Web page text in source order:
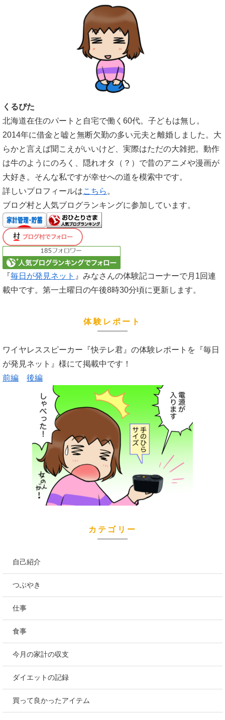
くるぴた
北海道在住のパートと自宅で働く60代。子どもは無し。
2014年に借金と嘘と無断欠勤の多い元夫と離婚しました。大
らかと言えば聞こえがいいけど、実際はただの大雑把。動作
は牛のようにのろく、隠れオタ（？）で昔のアニメや漫画が
大好き。そんな私ですが幸せへの道を模索中です。
詳しいプロフィールはこちら 。
ブログ村と人気ブログランキングに参加しています。
『毎日が発見ネット 』みなさんの体験記コーナーで月1回連
載中です。第一土曜日の午後8時30分頃に更新します。
体験レポート
ワイヤレススピーカー『快テレ君』の体験レポートを『毎日
が発見ネット』様にて掲載中です！
前編
後編
カテゴリー
自己紹介
つぶやき
仕事
食事
今月の家計の収支
ダイエットの記録
買って良かったアイテム